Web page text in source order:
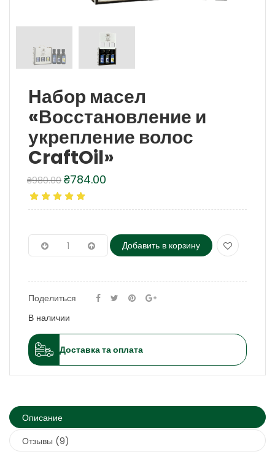
Набор масел
«Восстановление и
укрепление волос
CraftOil»
₴980.00
Первоначальная
цена
₴980.00.
₴784.00
Текущая
цена:
Добавить в корзину
Поделиться
В наличии
Доставка та оплата
Описание
Отзывы (9)